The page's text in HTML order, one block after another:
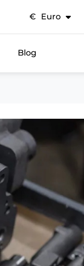
€ Euro
Blog